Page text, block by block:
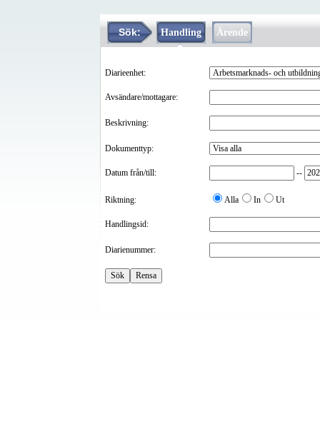
Sök: Handling Ärende
Diarieenhet:
Avsändare/mottagare:
Beskrivning:
Dokumenttyp:
Datum från/till: --
Riktning: Alla In Ut
Handlingsid:
Diarienummer: